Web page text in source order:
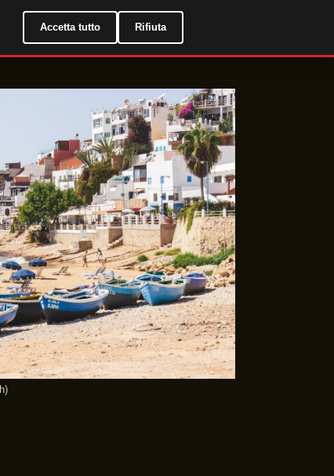
Accetta tutto Rifiuta